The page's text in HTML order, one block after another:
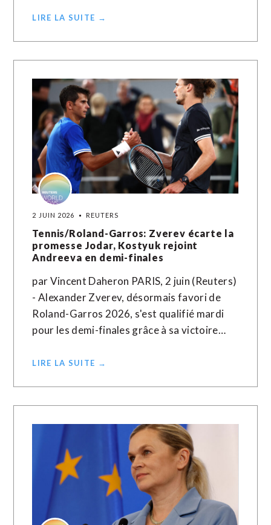
LIRE LA SUITE →
2 JUIN 2026 REUTERS
Tennis/Roland-Garros: Zverev écarte la
promesse Jodar, Kostyuk rejoint
Andreeva en demi-finales
par Vincent Daheron PARIS, 2 juin (Reuters)
- Alexander Zverev, désormais favori de
Roland-Garros 2026, s'est qualifié mardi
pour les demi-finales grâce à sa victoire…
LIRE LA SUITE →